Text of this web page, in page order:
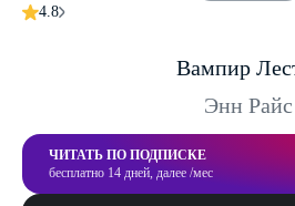
4.8
Вампир
Энн Райс
ЧИТАТЬ ПО ПОДПИСКЕ
бесплатно 14 дней, далее /мес